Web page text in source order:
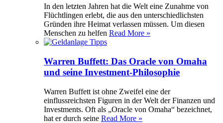
In den letzten Jahren hat die Welt eine Zunahme von
Flüchtlingen erlebt, die aus den unterschiedlichsten
Gründen ihre Heimat verlassen müssen. Um diesen
Menschen zu helfen Read More »
Warren Buffett: Das Oracle von Omaha
und seine Investment-Philosophie
Warren Buffett ist ohne Zweifel eine der
einflussreichsten Figuren in der Welt der Finanzen und
Investments. Oft als „Oracle von Omaha“ bezeichnet,
hat er durch seine Read More »